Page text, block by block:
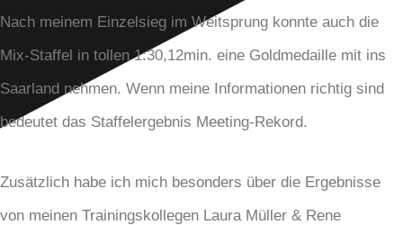
Nach meinem Einzelsieg im Weitsprung konnte auch die
Mix-Staffel in tollen 1:30,12min. eine Goldmedaille mit ins
Saarland nehmen. Wenn meine Informationen richtig sind
bedeutet das Staffelergebnis Meeting-Rekord.
Zusätzlich habe ich mich besonders über die Ergebnisse
von meinen Trainingskollegen Laura Müller & Rene